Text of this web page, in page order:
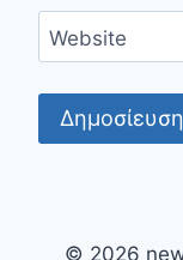
Website
© 2026